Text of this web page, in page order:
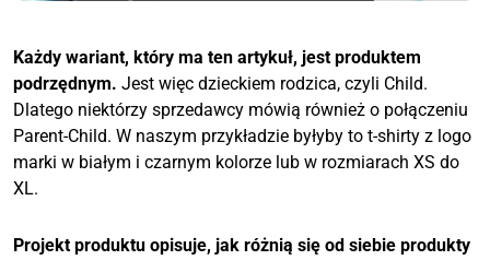
Każdy wariant, który ma ten artykuł, jest produktem
podrzędnym. Jest więc dzieckiem rodzica, czyli Child.
Dlatego niektórzy sprzedawcy mówią również o połączeniu
Parent-Child. W naszym przykładzie byłyby to t-shirty z logo
marki w białym i czarnym kolorze lub w rozmiarach XS do
XL.
Projekt produktu opisuje, jak różnią się od siebie produkty